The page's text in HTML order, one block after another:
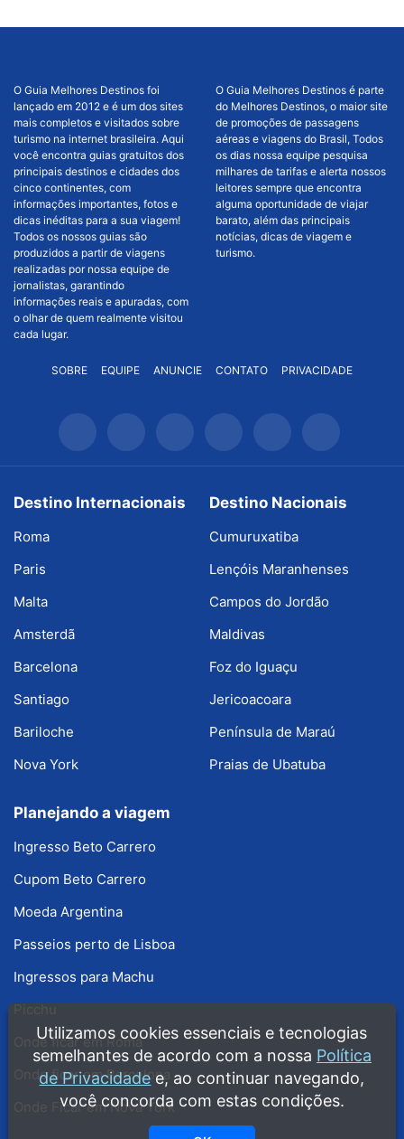
O Guia Melhores Destinos foi
lançado em 2012 e é um dos sites
mais completos e visitados sobre
turismo na internet brasileira. Aqui
você encontra guias gratuitos dos
principais destinos e cidades dos
cinco continentes, com
informações importantes, fotos e
dicas inéditas para a sua viagem!
Todos os nossos guias são
produzidos a partir de viagens
realizadas por nossa equipe de
jornalistas, garantindo
informações reais e apuradas, com
o olhar de quem realmente visitou
cada lugar.
O Guia Melhores Destinos é parte
do Melhores Destinos, o maior site
de promoções de passagens
aéreas e viagens do Brasil, Todos
os dias nossa equipe pesquisa
milhares de tarifas e alerta nossos
leitores sempre que encontra
alguma oportunidade de viajar
barato, além das principais
notícias, dicas de viagem e
turismo.
SOBRE EQUIPE ANUNCIE CONTATO PRIVACIDADE
Destino Internacionais
Roma
Paris
Malta
Amsterdã
Barcelona
Santiago
Bariloche
Nova York
Destino Nacionais
Cumuruxatiba
Lençóis Maranhenses
Campos do Jordão
Maldivas
Foz do Iguaçu
Jericoacoara
Península de Maraú
Praias de Ubatuba
Planejando a viagem
Ingresso Beto Carrero
Cupom Beto Carrero
Moeda Argentina
Passeios perto de Lisboa
Ingressos para Machu
Picchu
Onde ficar em Roma
Onde ficar em Barcelona
Onde Ficar em Nova York
Utilizamos cookies essenciais e tecnologias
semelhantes de acordo com a nossa Política
de Privacidade e, ao continuar navegando,
você concorda com estas condições.